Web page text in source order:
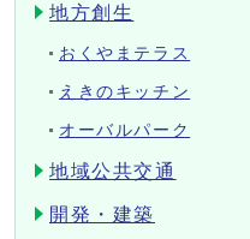
地方創生
おくやまテラス
えきのキッチン
オーバルパーク
地域公共交通
開発・建築